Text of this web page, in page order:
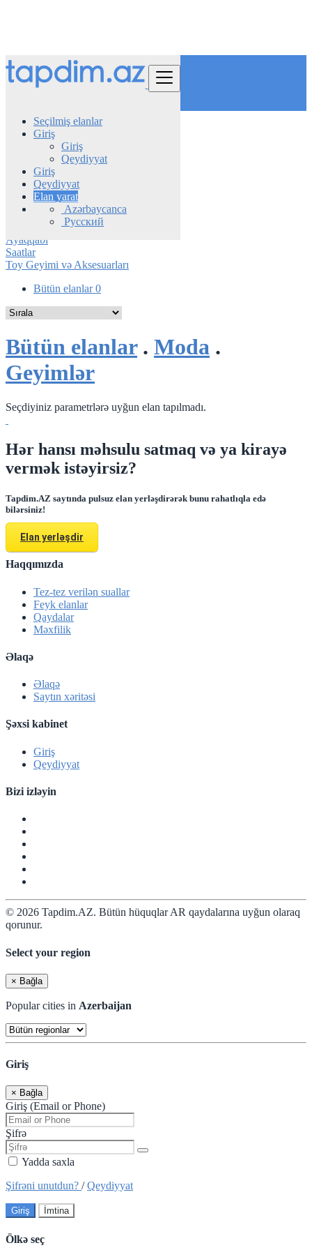
Seçilmiş elanlar
Giriş
Giriş
Qeydiyyat
Giriş
Qeydiyyat
Elan yarat
Azərbaycanca
Русский
Azerbaijan
Moda
Geyimlər
Sumkalar
Geyimlər
Geyim Aksesuarları
Üzük, Sep, Qolbaq, Sırğa və .s
Ayaqqabı
Saatlar
Toy Geyimi və Aksesuarları
Bütün elanlar0
Bütün elanlar. Moda .
Geyimlər
Seçdiyiniz parametrlərə uyğun elan tapılmadı.
Hər hansı məhsulu satmaq və ya kirayə
vermək istəyirsiz?
Tapdim.AZ saytında pulsuz elan yerləşdirərək bunu rahatlıqla edə
bilərsiniz!
Elan yerləşdir
Haqqımızda
Tez-tez verilən suallar
Feyk elanlar
Qaydalar
Məxfilik
Əlaqə
Əlaqə
Saytın xəritəsi
Şəxsi kabinet
Giriş
Qeydiyyat
Bizi izləyin
© 2026 Tapdim.AZ. Bütün hüquqlar AR qaydalarına uyğun olaraq
qorunur.
Select your region
× Bağla
Popular cities in Azerbaijan
Giriş
× Bağla
Giriş (Email or Phone)
Şifrə
Yadda saxla
Şifrəni unutdun? /Qeydiyyat
Giriş İmtina
Ölkə seç